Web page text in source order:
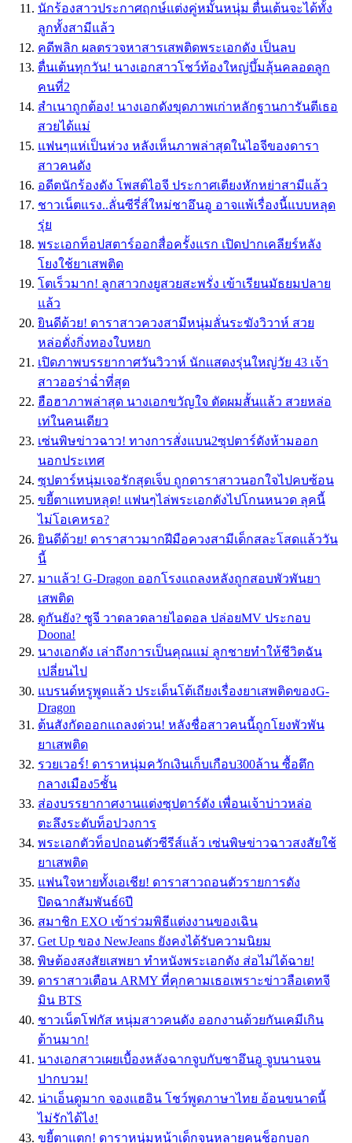
นักร้องสาวประกาศฤกษ์แต่งคู่หมั้นหนุ่ม ตื่นเต้นจะได้ทั้ง
ลูกทั้งสามีแล้ว
คดีพลิก ผลตรวจหาสารเสพติดพระเอกดัง เป็นลบ
ตื่นเต้นทุกวัน! นางเอกสาวโชว์ท้องใหญ่บึ้มลุ้นคลอดลูก
คนที่2
สำเนาถูกต้อง! นางเอกดังขุดภาพเก่าหลักฐานการันตีเธอ
สวยได้แม่
แฟนๆแห่เป็นห่วง หลังเห็นภาพล่าสุดในไอจีของดารา
สาวคนดัง
อดีตนักร้องดัง โพสต์ไอจี ประกาศเตียงหักหย่าสามีแล้ว
ชาวเน็ตแรง..ลั่นซีรี่ส์ใหม่ชาอึนอู อาจแพ้เรื่องนี้แบบหลุด
รุ่ย
พระเอกท็อปสตาร์ออกสื่อครั้งแรก เปิดปากเคลียร์หลัง
โยงใช้ยาเสพติด
โตเร็วมาก! ลูกสาวกงยูสวยสะพรั่ง เข้าเรียนมัธยมปลาย
แล้ว
ยินดีด้วย! ดาราสาวควงสามีหนุ่มลั่นระฆังวิวาห์ สวย
หล่อดั่งกิ่งทองใบหยก
เปิดภาพบรรยากาศวันวิวาห์ นักเเสดงรุ่นใหญ่วัย 43 เจ้า
สาวออร่าฉ่ำที่สุด
ฮือฮาภาพล่าสุด นางเอกขวัญใจ ตัดผมสั้นเเล้ว สวยหล่อ
เท่ในคนเดียว
เซ่นพิษข่าวฉาว! ทางการสั่งแบน2ซุปตาร์ดังห้ามออก
นอกประเทศ
ซุปตาร์หนุ่มเจอรักสุดเจ็บ ถูกดาราสาวนอกใจไปคบซ้อน
ขยี้ตาเเทบหลุด! เเฟนๆไล่พระเอกดังไปโกนหนวด ลุคนี้
ไม่โอเคหรอ?
ยินดีด้วย! ดาราสาวมากฝีมือควงสามีเด็กสละโสดแล้ววัน
นี้
มาแล้ว! G-Dragon ออกโรงแถลงหลังถูกสอบพัวพันยา
เสพติด
ดูกันยัง? ซูจี วาดลวดลายไอดอล ปล่อยMV ประกอบ
Doona!
นางเอกดัง เล่าถึงการเป็นคุณแม่ ลูกชายทำให้ชีวิตฉัน
เปลี่ยนไป
แบรนด์หรูพูดแล้ว ประเด็นโต้เถียงเรื่องยาเสพติดของG-
Dragon
ต้นสังกัดออกแถลงด่วน! หลังชื่อสาวคนนี้ถูกโยงพัวพัน
ยาเสพติด
รวยเวอร์! ดาราหนุ่มควักเงินเก็บเกือบ300ล้าน ซื้อตึก
กลางเมือง5ชั้น
ส่องบรรยากาศงานแต่งซุปตาร์ดัง เพื่อนเจ้าบ่าวหล่อ
ตะลึงระดับท็อปวงการ
พระเอกตัวท็อปถอนตัวซีรีส์แล้ว เซ่นพิษข่าวฉาวสงสัยใช้
ยาเสพติด
แฟนใจหายทั้งเอเชีย! ดาราสาวถอนตัวรายการดัง
ปิดฉากสัมพันธ์6ปี
สมาชิก EXO เข้าร่วมพิธีแต่งงานของเฉิน
Get Up ของ NewJeans ยังคงได้รับความนิยม
พิษต้องสงสัยเสพยา ทำหนังพระเอกดัง ส่อไม่ได้ฉาย!
ดาราสาวเตือน ARMY ที่คุกคามเธอเพราะข่าวลือเดทจี
มิน BTS
ชาวเน็ตโฟกัส หนุ่มสาวคนดัง ออกงานด้วยกันเคมีเกิน
ต้านมาก!
นางเอกสาวเผยเบื้องหลังฉากจูบกับชาอึนอู จูบนานจน
ปากบวม!
น่าเอ็นดูมาก จองเเฮอิน โชว์พูดภาษาไทย อ้อนขนาดนี้
ไม่รักได้ไง!
ขยี้ตาแตก! ดาราหนุ่มหน้าเด็กจนหลายคนช็อกบอก